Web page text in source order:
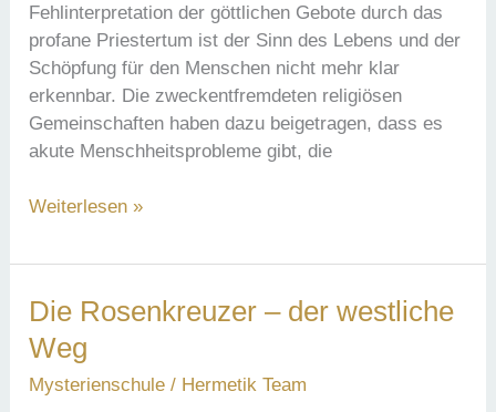
Fehlinterpretation der göttlichen Gebote durch das
profane Priestertum ist der Sinn des Lebens und der
Schöpfung für den Menschen nicht mehr klar
erkennbar. Die zweckentfremdeten religiösen
Gemeinschaften haben dazu beigetragen, dass es
akute Menschheitsprobleme gibt, die
Die
Verfehlung
Kirchen
–
des
Weiterlesen »
Die Rosenkreuzer – der westliche
Weg
Mysterienschule / Hermetik Team